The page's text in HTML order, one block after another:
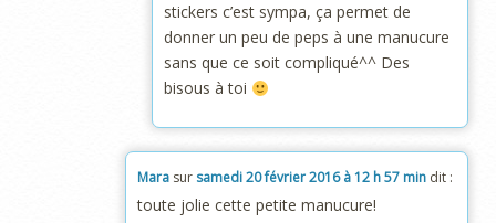
stickers c’est sympa, ça permet de
donner un peu de peps à une manucure
sans que ce soit compliqué^^ Des
bisous à toi
Mara sur samedi 20 février 2016 à 12 h 57 min dit :
toute jolie cette petite manucure!